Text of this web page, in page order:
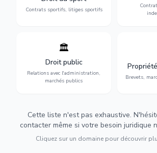
Contrats sportifs, litiges sportifs
contentieux.
🏛️
Droit public
Relations avec l'administration,
marchés publics
Gestion de vos relations
avec l'administration :
marchés publics,
urbanisme et contentieux.
Brevets,
d'auteur
Cette liste n'est pas exhaustive.
contacter même si votre besoin juridique
Cliquez sur un domaine pour découvrir